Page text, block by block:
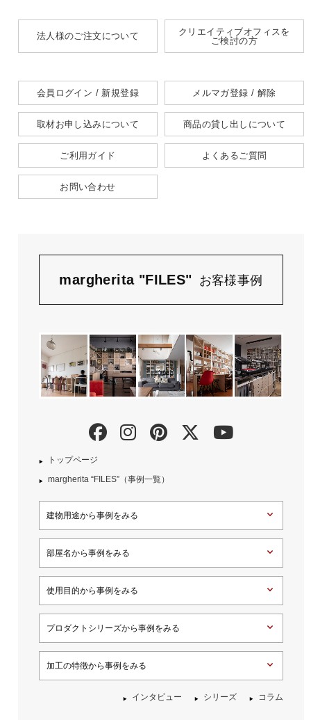
法人様のご注文について
クリエイティブオフィスを
ご検討の方
会員ログイン / 新規登録 メルマガ登録 / 解除
取材お申し込みについて 商品の貸し出しについて
ご利用ガイド よくあるご質問
お問い合わせ
margherita "FILES" お客様事例
トップページ
margherita “FILES”（事例一覧）
建物用途から事例をみる
部屋名から事例をみる
使用目的から事例をみる
プロダクトシリーズから事例をみる
加工の特徴から事例をみる
インタビュー シリーズ コラム